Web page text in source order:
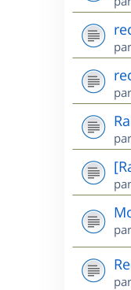
par
par
par
par
par
par